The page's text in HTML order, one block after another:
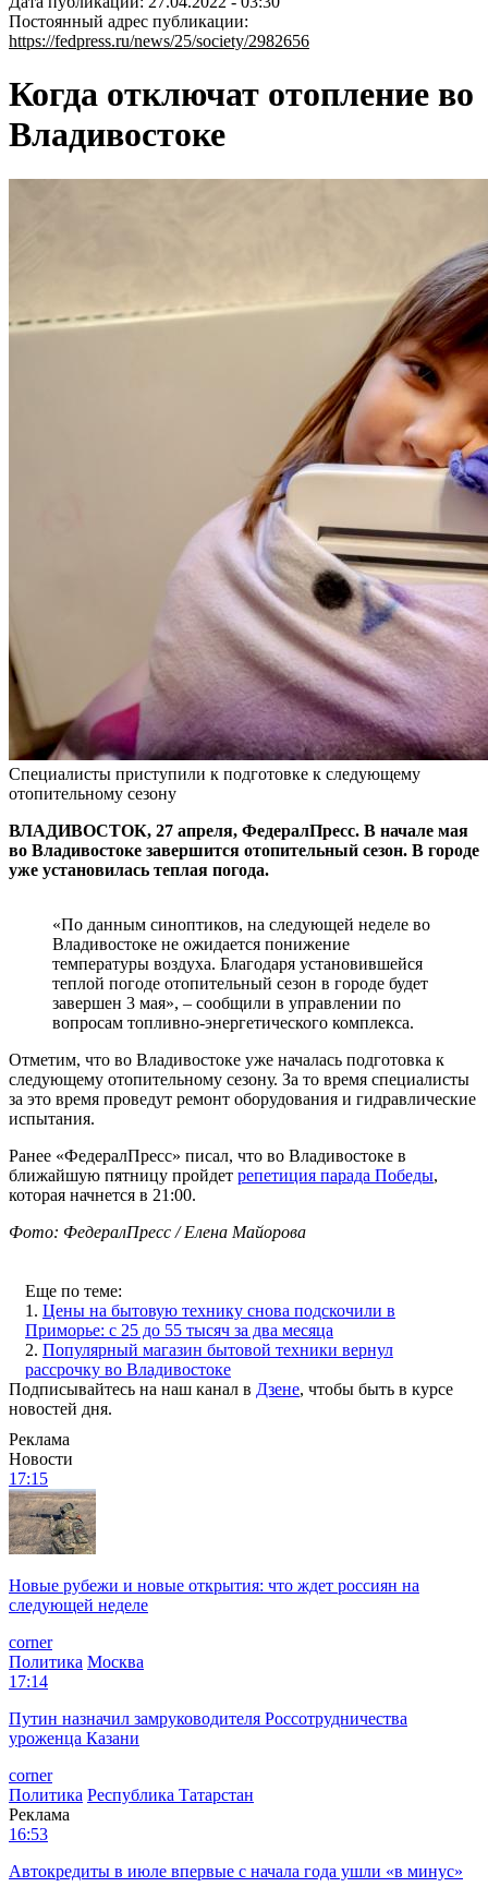
Постоянный адрес публикации:
https://fedpress.ru/news/25/society/2982656
Когда отключат отопление во
Владивостоке
Специалисты приступили к подготовке к следующему
отопительному сезону
ВЛАДИВОСТОК, 27 апреля, ФедералПресс. В начале мая
во Владивостоке завершится отопительный сезон. В городе
уже установилась теплая погода.
«По данным синоптиков, на следующей неделе во
Владивостоке не ожидается понижение
температуры воздуха. Благодаря установившейся
теплой погоде отопительный сезон в городе будет
завершен 3 мая», – сообщили в управлении по
вопросам топливно-энергетического комплекса.
Отметим, что во Владивостоке уже началась подготовка к
следующему отопительному сезону. За то время специалисты
за это время проведут ремонт оборудования и гидравлические
испытания.
Ранее «ФедералПресс» писал, что во Владивостоке в
ближайшую пятницу пройдет репетиция парада Победы,
которая начнется в 21:00.
Фото: ФедералПресс / Елена Майорова
Еще по теме:
1. Цены на бытовую технику снова подскочили в
Приморье: с 25 до 55 тысяч за два месяца
2. Популярный магазин бытовой техники вернул
рассрочку во Владивостоке
Подписывайтесь на наш канал в Дзене, чтобы быть в курсе
новостей дня.
Реклама
Новости
17:15
Новые рубежи и новые открытия: что ждет россиян на
следующей неделе
corner
Политика Москва
17:14
Путин назначил замруководителя Россотрудничества
уроженца Казани
corner
Политика Республика Татарстан
Реклама
16:53
Автокредиты в июле впервые с начала года ушли «в минус»